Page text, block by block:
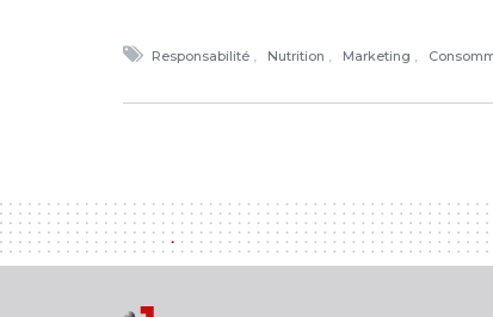
Responsabilité Nutrition Marketing